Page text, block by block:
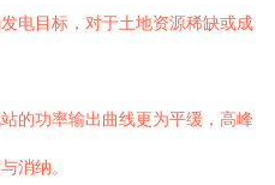
电目标，对于土地资源稀缺或成
的功率输出曲线更为平缓，高峰
消纳。